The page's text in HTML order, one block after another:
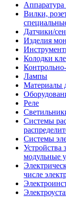
Вилки,
Датчики/
Изделия
Колодки
Лампы
Материалы
Реле
Системы
Системы
Устройства
модульные
числе